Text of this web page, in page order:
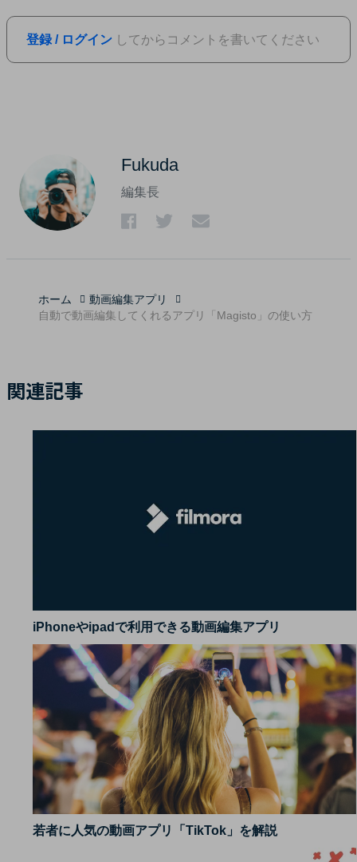
登録 / ログイン してからコメントを書いてください
Fukuda
編集長
ホーム
動画編集アプリ
自動で動画編集してくれるアプリ「Magisto」の使い方
関連記事
iPhoneやipadで利用できる動画編集アプリ
若者に人気の動画アプリ「TikTok」を解説